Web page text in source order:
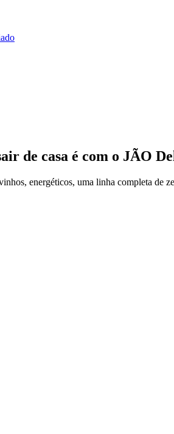
de casa é com o JÃO
energéticos, uma linha completa de